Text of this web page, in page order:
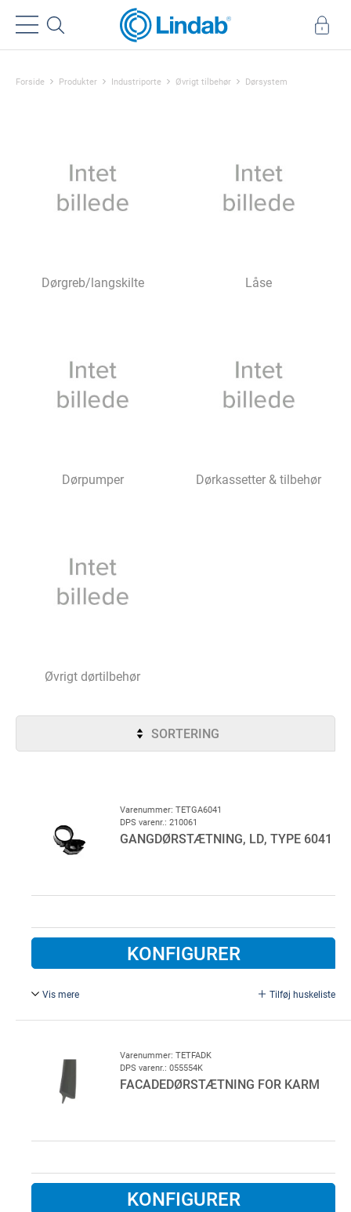
Forside Produkter Industriporte Øvrigt tilbehør Dørsystem
Dørgreb/langskilte Låse
Dørpumper Dørkassetter & tilbehør
Øvrigt dørtilbehør
SORTERING
Varenummer: TETGA6041
DPS varenr.: 210061
GANGDØRSTÆTNING, LD, TYPE 6041
KONFIGURER
Vis mere Tilføj huskeliste
Varenummer: TETFADK
DPS varenr.: 055554K
FACADEDØRSTÆTNING FOR KARM
KONFIGURER